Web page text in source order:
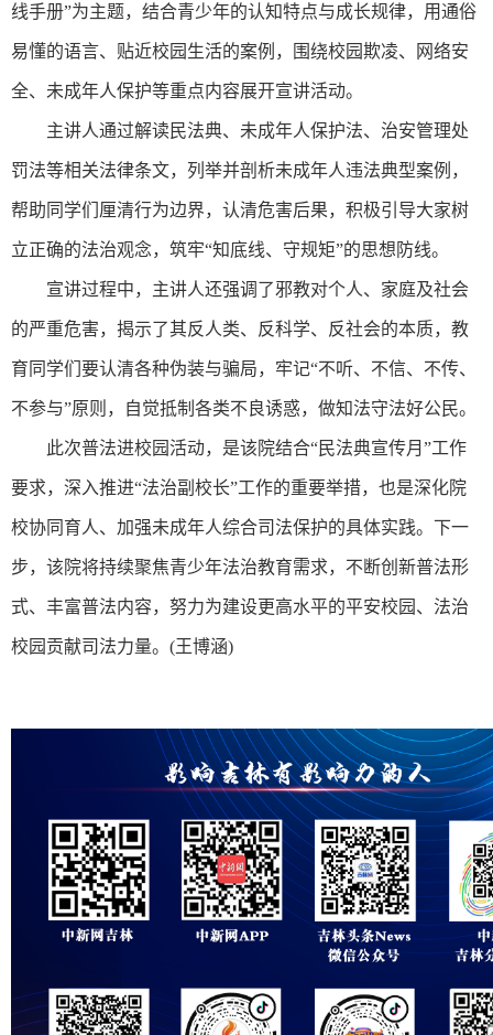
线手册”为主题，结合青少年的认知特点与成长规律，用通俗
易懂的语言、贴近校园生活的案例，围绕校园欺凌、网络安
全、未成年人保护等重点内容展开宣讲活动。
主讲人通过解读民法典、未成年人保护法、治安管理处
罚法等相关法律条文，列举并剖析未成年人违法典型案例，
帮助同学们厘清行为边界，认清危害后果，积极引导大家树
立正确的法治观念，筑牢“知底线、守规矩”的思想防线。
宣讲过程中，主讲人还强调了邪教对个人、家庭及社会
的严重危害，揭示了其反人类、反科学、反社会的本质，教
育同学们要认清各种伪装与骗局，牢记“不听、不信、不传、
不参与”原则，自觉抵制各类不良诱惑，做知法守法好公民。
此次普法进校园活动，是该院结合“民法典宣传月”工作
要求，深入推进“法治副校长”工作的重要举措，也是深化院
校协同育人、加强未成年人综合司法保护的具体实践。下一
步，该院将持续聚焦青少年法治教育需求，不断创新普法形
式、丰富普法内容，努力为建设更高水平的平安校园、法治
校园贡献司法力量。(王博涵)